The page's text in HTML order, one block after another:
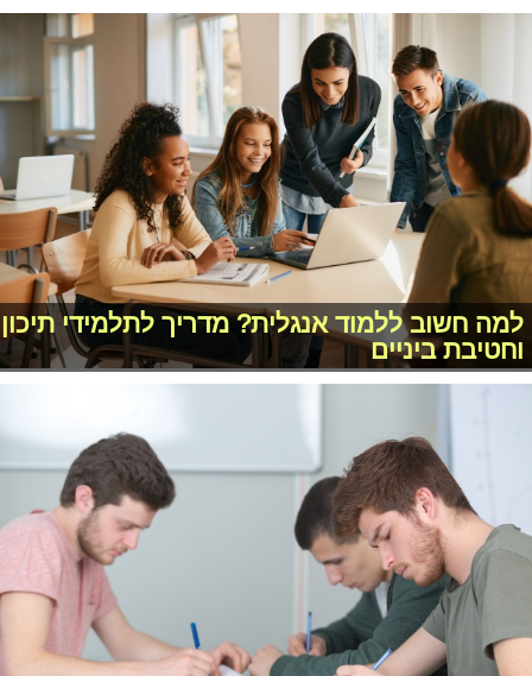
למה חשוב ללמוד אנגלית? מדריך לתלמידי תיכון
וחטיבת ביניים